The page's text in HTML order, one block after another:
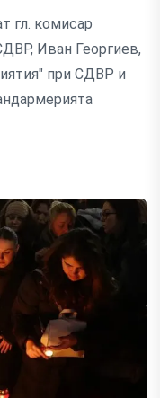
гл. комисар
Иван Георгиев,
при СДВР и